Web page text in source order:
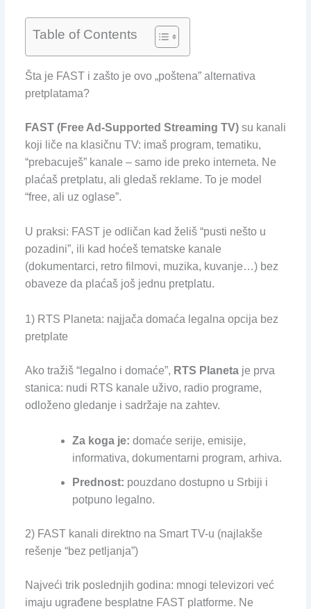
Table of Contents
Šta je FAST i zašto je ovo „poštena” alternativa
pretplatama?
FAST (Free Ad-Supported Streaming TV)su kanali
koji liče na klasičnu TV: imaš program, tematiku,
“prebacuješ” kanale – samo ide preko interneta. Ne
plaćaš pretplatu, ali gledaš reklame. To je model
“free, ali uz oglase”.
U praksi: FAST je odličan kad želiš “pusti nešto u
pozadini”, ili kad hoćeš tematske kanale
(dokumentarci, retro filmovi, muzika, kuvanje…) bez
obaveze da plaćaš još jednu pretplatu.
1) RTS Planeta: najjača domaća legalna opcija bez
pretplate
Ako tražiš “legalno i domaće”, RTS Planetaje prva
stanica: nudi RTS kanale uživo, radio programe,
odloženo gledanje i sadržaje na zahtev.
Za koga je: domaće serije, emisije,
informativa, dokumentarni program, arhiva.
Prednost: pouzdano dostupno u Srbiji i
potpuno legalno.
2) FAST kanali direktno na Smart TV-u (najlakše
rešenje “bez petljanja”)
Najveći trik poslednjih godina: mnogi televizori već
imaju ugrađene besplatne FAST platforme. Ne